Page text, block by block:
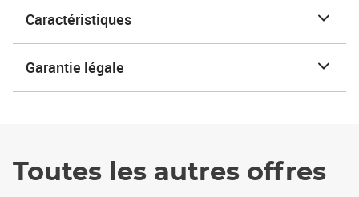
Caractéristiques
Garantie légale
Toutes les autres offres